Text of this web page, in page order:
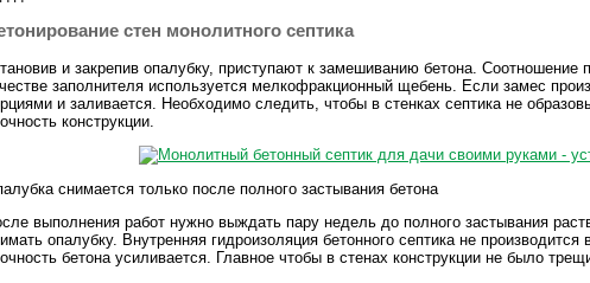
стен монолитного септика
и закрепив опалубку, приступают к замешиванию бетона.
заполнителя используется мелкофракционный щебень. Если замес
и заливается. Необходимо следить, чтобы в стенках септика не
конструкции.
снимается только после полного застывания бетона
выполнения работ нужно выждать пару недель до полного застывания
опалубку. Внутренняя гидроизоляция бетонного септика не
бетона усиливается. Главное чтобы в стенах конструкции не было